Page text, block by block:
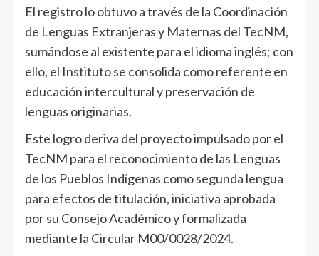
El registro lo obtuvo a través de la Coordinación
de Lenguas Extranjeras y Maternas del TecNM,
sumándose al existente para el idioma inglés; con
ello, el Instituto se consolida como referente en
educación intercultural y preservación de
lenguas originarias.
Este logro deriva del proyecto impulsado por el
TecNM para el reconocimiento de las Lenguas
de los Pueblos Indígenas como segunda lengua
para efectos de titulación, iniciativa aprobada
por su Consejo Académico y formalizada
mediante la Circular M00/0028/2024.